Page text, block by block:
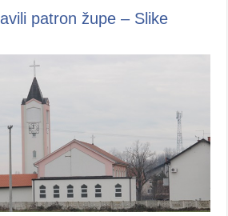
patron župe – Slike